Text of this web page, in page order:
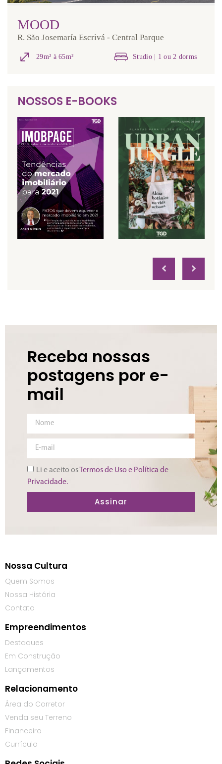
MOOD
R. São Josemaría Escrivá - Central Parque
29m² à 65m² Studio | 1 ou 2 dorms
NOSSOS E-BOOKS
Receba nossas
postagens por e-
mail
Li e aceito osTermos de Uso e Política de
Privacidade.
Assinar
Nossa Cultura
Quem Somos
Nossa História
Contato
Empreendimentos
Destaques
Em Construção
Lançamentos
Relacionamento
Área do Corretor
Venda seu Terreno
Financeiro
Currículo